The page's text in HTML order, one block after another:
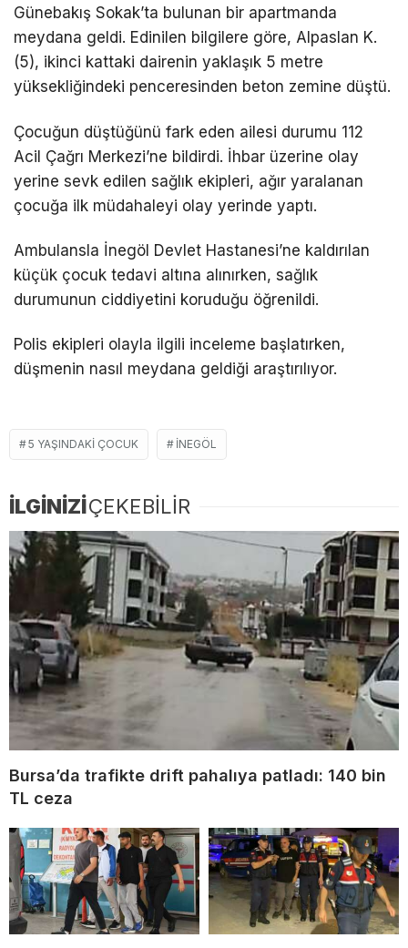
Günebakış Sokak’ta bulunan bir apartmanda
meydana geldi. Edinilen bilgilere göre, Alpaslan K.
(5), ikinci kattaki dairenin yaklaşık 5 metre
yüksekliğindeki penceresinden beton zemine düştü.
Çocuğun düştüğünü fark eden ailesi durumu 112
Acil Çağrı Merkezi’ne bildirdi. İhbar üzerine olay
yerine sevk edilen sağlık ekipleri, ağır yaralanan
çocuğa ilk müdahaleyi olay yerinde yaptı.
Ambulansla İnegöl Devlet Hastanesi’ne kaldırılan
küçük çocuk tedavi altına alınırken, sağlık
durumunun ciddiyetini koruduğu öğrenildi.
Polis ekipleri olayla ilgili inceleme başlatırken,
düşmenin nasıl meydana geldiği araştırılıyor.
5 YAŞINDAKI ÇOCUK İNEGÖL
İLGİNİZİÇEKEBİLİR
Bursa’da trafikte drift pahalıya patladı: 140 bin
TL ceza